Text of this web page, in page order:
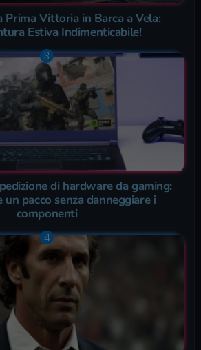
Prima Vittoria in Barca a Vela:
Estiva Indimenticabile!
di hardware da gaming:
un pacco senza danneggiare i
componenti